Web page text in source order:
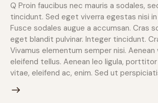
Q Proin faucibus nec mauris a sodales,
tincidunt. Sed eget viverra egestas nisi
Fusce sodales augue a accumsan. Cras
eget blandit pulvinar. Integer tincidunt.
Vivamus elementum semper nisi.
eleifend tellus. Aenean leo ligula,
vitae, eleifend ac, enim. Sed ut